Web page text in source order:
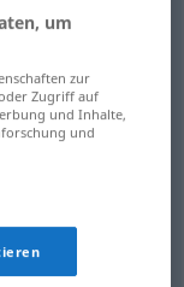
um
zur
Zugriff auf
und Inhalte,
und